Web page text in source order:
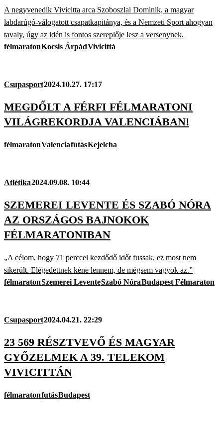
A negyvenedik Vivicitta arca Szoboszlai Dominik, a magyar
labdarúgó-válogatott csapatkapitánya, és a Nemzeti Sport ahogyan
tavaly, úgy az idén is fontos szereplője lesz a versenynek.
félmaratonKocsis ÁrpádVivicittá
Csupasport2024.10.27. 17:17
MEGDŐLT A FÉRFI FÉLMARATONI
VILÁGREKORDJA VALENCIÁBAN!
félmaratonValenciafutásKejelcha
Atlétika2024.09.08. 10:44
SZEMEREI LEVENTE ÉS SZABÓ NÓRA
AZ ORSZÁGOS BAJNOKOK
FÉLMARATONIBAN
„A célom, hogy 71 perccel kezdődő időt fussak, ez most nem
sikerült. Elégedettnek kéne lennem, de mégsem vagyok az.”
félmaratonSzemerei LeventeSzabó NóraBudapest Félmaraton
Csupasport2024.04.21. 22:29
23 569 RÉSZTVEVŐ ÉS MAGYAR
GYŐZELMEK A 39. TELEKOM
VIVICITTÁN
félmaratonfutásBudapest